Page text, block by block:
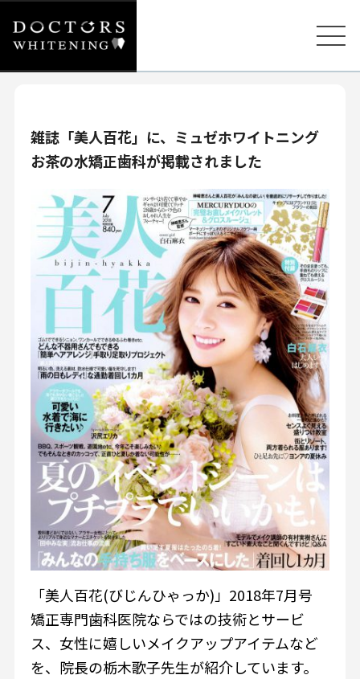
雑誌「美人百花」に、ミュゼホワイトニング
お茶の水矯正歯科が掲載されました
「美人百花(びじんひゃっか)」2018年7月号
矯正専門歯科医院ならではの技術とサービ
ス、女性に嬉しいメイクアップアイテムなど
を、院長の栃木歌子先生が紹介しています。